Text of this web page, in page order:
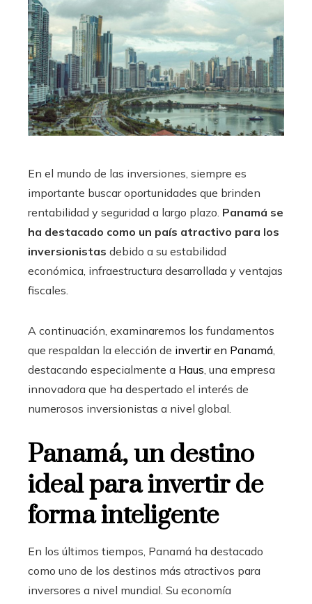
En el mundo de las inversiones, siempre es
importante buscar oportunidades que brinden
rentabilidad y seguridad a largo plazo. Panamá se
ha destacado como un país atractivo para los
inversionistas debido a su estabilidad
económica, infraestructura desarrollada y ventajas
fiscales.
A continuación, examinaremos los fundamentos
que respaldan la elección de invertir en Panamá
destacando especialmente a Haus , una empresa
innovadora que ha despertado el interés de
numerosos inversionistas a nivel global.
Panamá, un destino
ideal para invertir de
forma inteligente
En los últimos tiempos, Panamá ha destacado
como uno de los destinos más atractivos para
inversores a nivel mundial. Su economía